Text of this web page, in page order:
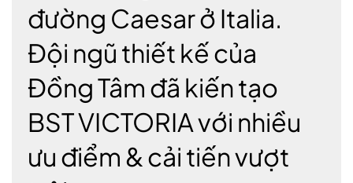
đường Caesar ở Italia.
Đội ngũ thiết kế của
Đồng Tâm đã kiến tạo
BST VICTORIA với nhiều
ưu điểm & cải tiến vượt